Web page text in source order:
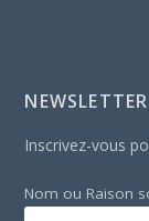
NEWSLETTER
Inscrivez-vous
Nom ou Raison